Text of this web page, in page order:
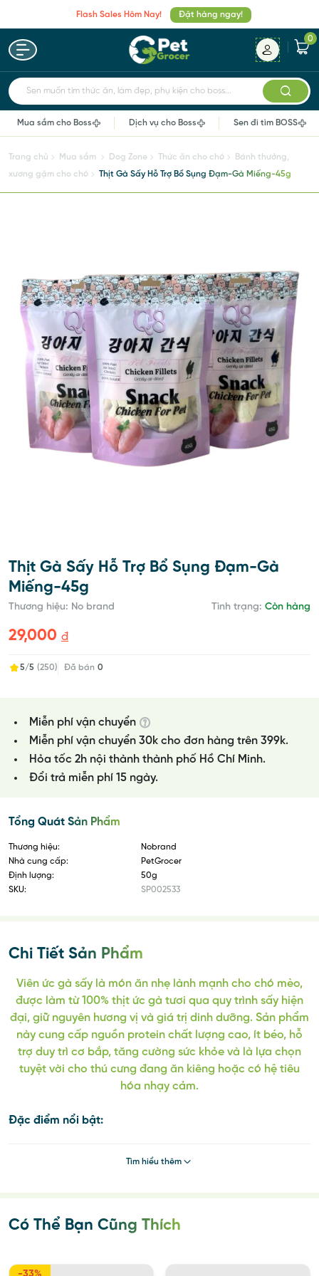
Flash Sales Hôm Nay! Đặt hàng ngay!
0
Sen muốn tìm thức ăn, làm đẹp, phụ kiện cho boss...
Mua sắm cho Boss Dịch vụ cho Boss Sen đi tìm BOSS
Trang chủ Mua sắm Dog Zone Thức ăn cho chó
Bánh thưởng,
xương gặm cho chó
Thịt Gà Sấy Hỗ Trợ Bổ Sụng Đạm-Gà Miếng-45g
Thịt Gà Sấy Hỗ Trợ Bổ Sụng Đạm-Gà
Miếng-45g
Thương hiệu: No brand Tình trạng: Còn hàng
29,000 đ
5/5 (250) Đã bán 0
Miễn phí vận chuyển
Miễn phí vận chuyển 30k cho đơn hàng trên 399k.
Hỏa tốc 2h nội thành thành phố Hồ Chí Minh.
Đổi trả miễn phí 15 ngày.
Tổng Quát Sản Phẩm
Thương hiệu:
Nobrand
Nhà cung cấp:
PetGrocer
Định lượng:
50g
SKU:
SP002533
Chi Tiết Sản Phẩm
Viên ức gà sấy là món ăn nhẹ lành mạnh cho chó mèo,
được làm từ 100% thịt ức gà tươi qua quy trình sấy hiện
đại, giữ nguyên hương vị và giá trị dinh dưỡng. Sản phẩm
này cung cấp nguồn protein chất lượng cao, ít béo, hỗ
trợ duy trì cơ bắp, tăng cường sức khỏe và là lựa chọn
tuyệt vời cho thú cưng đang ăn kiêng hoặc có hệ tiêu
hóa nhạy cảm.
Đặc điểm nổi bật:
thói quen ăn vặt của mèo.
phẩm màu nhân tạo
Tìm hiểu thêm
Có Thể Bạn Cũng Thích